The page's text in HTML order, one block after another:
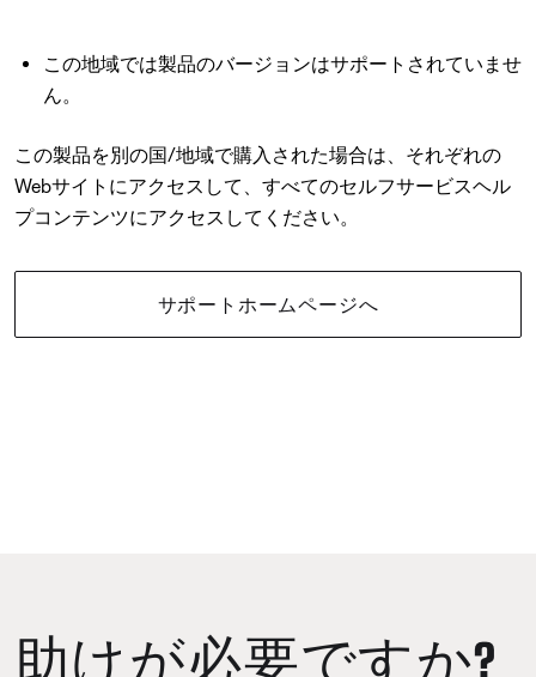
この地域では製品のバージョンはサポートされていませ
ん。
この製品を別の国/地域で購入された場合は、それぞれの
Webサイトにアクセスして、すべてのセルフサービスヘル
プコンテンツにアクセスしてください。
サポートホームページへ
助けが必要ですか?